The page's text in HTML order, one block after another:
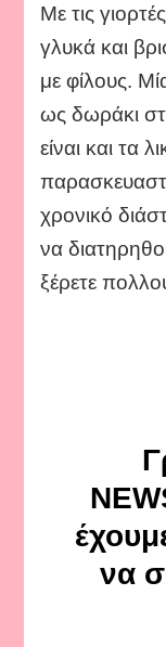
Με τις
γλυκά και
με φίλους.
ως δωράκι
είναι και τα
χρονικό
να
ξέρετε
να